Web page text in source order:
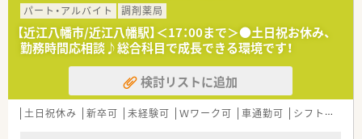
パート・アルバイト
調剤薬局
【近江八幡市/近江八幡駅】＜17：00まで＞●土日祝お休み、
勤務時間応相談♪総合科目で成長できる環境です！
検討リストに追加
土日祝休み 新卒可 未経験可 Ｗワーク可 車通勤可 シフト制